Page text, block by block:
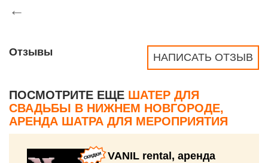
←
НАПИСАТЬ ОТЗЫВ
Отзывы
ПОСМОТРИТЕ ЕЩЕ ШАТЕР ДЛЯ
СВАДЬБЫ В НИЖНЕМ НОВГОРОДЕ,
АРЕНДА ШАТРА ДЛЯ МЕРОПРИЯТИЯ
VANIL rental, аренда